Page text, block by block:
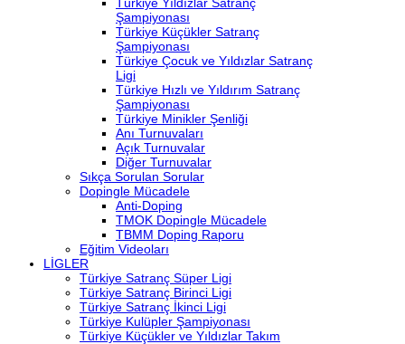
Şampiyonası
Türkiye Küçükler Satranç
Şampiyonası
Türkiye Çocuk ve Yıldızlar Satranç
Ligi
Türkiye Hızlı ve Yıldırım Satranç
Şampiyonası
Türkiye Minikler Şenliği
Anı Turnuvaları
Açık Turnuvalar
Diğer Turnuvalar
Sıkça Sorulan Sorular
Dopingle Mücadele
Anti-Doping
TMOK Dopingle Mücadele
TBMM Doping Raporu
Eğitim Videoları
LİGLER
Türkiye Satranç Süper Ligi
Türkiye Satranç Birinci Ligi
Türkiye Satranç İkinci Ligi
Türkiye Kulüpler Şampiyonası
Türkiye Küçükler ve Yıldızlar Takım